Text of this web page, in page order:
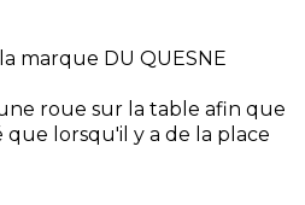
marque DU QUESNE
roue sur la table afin que
que lorsqu'il y a de la place